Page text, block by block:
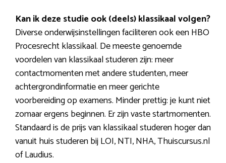
Kan ik deze studie ook (deels) klassikaal volgen?
Diverse onderwijsinstellingen faciliteren ook een HBO
Procesrecht klassikaal. De meeste genoemde
voordelen van klassikaal studeren zijn: meer
contactmomenten met andere studenten, meer
achtergrondinformatie en meer gerichte
voorbereiding op examens. Minder prettig: je kunt niet
zomaar ergens beginnen. Er zijn vaste startmomenten.
Standaard is de prijs van klassikaal studeren hoger dan
vanuit huis studeren bij LOI, NTI, NHA, Thuiscursus.nl
of Laudius.